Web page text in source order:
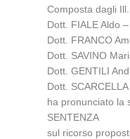
Composta dagli
Dott. FIALE Aldo
Dott. FRANCO
Dott. SAVINO
Dott. GENTILI
Dott.
ha pronunciato la
SENTENZA
sul ricorso